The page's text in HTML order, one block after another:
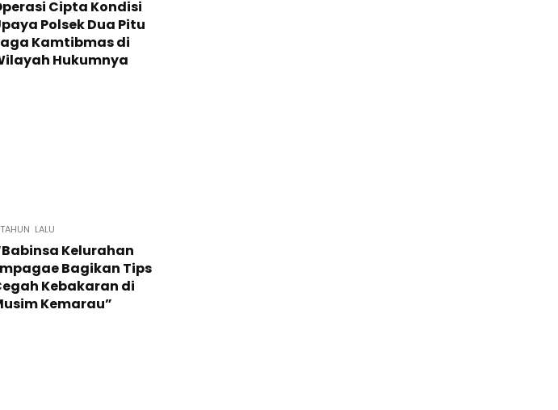
Cipta Kondisi
Polsek Dua Pitu
Kamtibmas di
Hukumnya
LALU
Kelurahan
Bagikan Tips
Kebakaran di
Kemarau”